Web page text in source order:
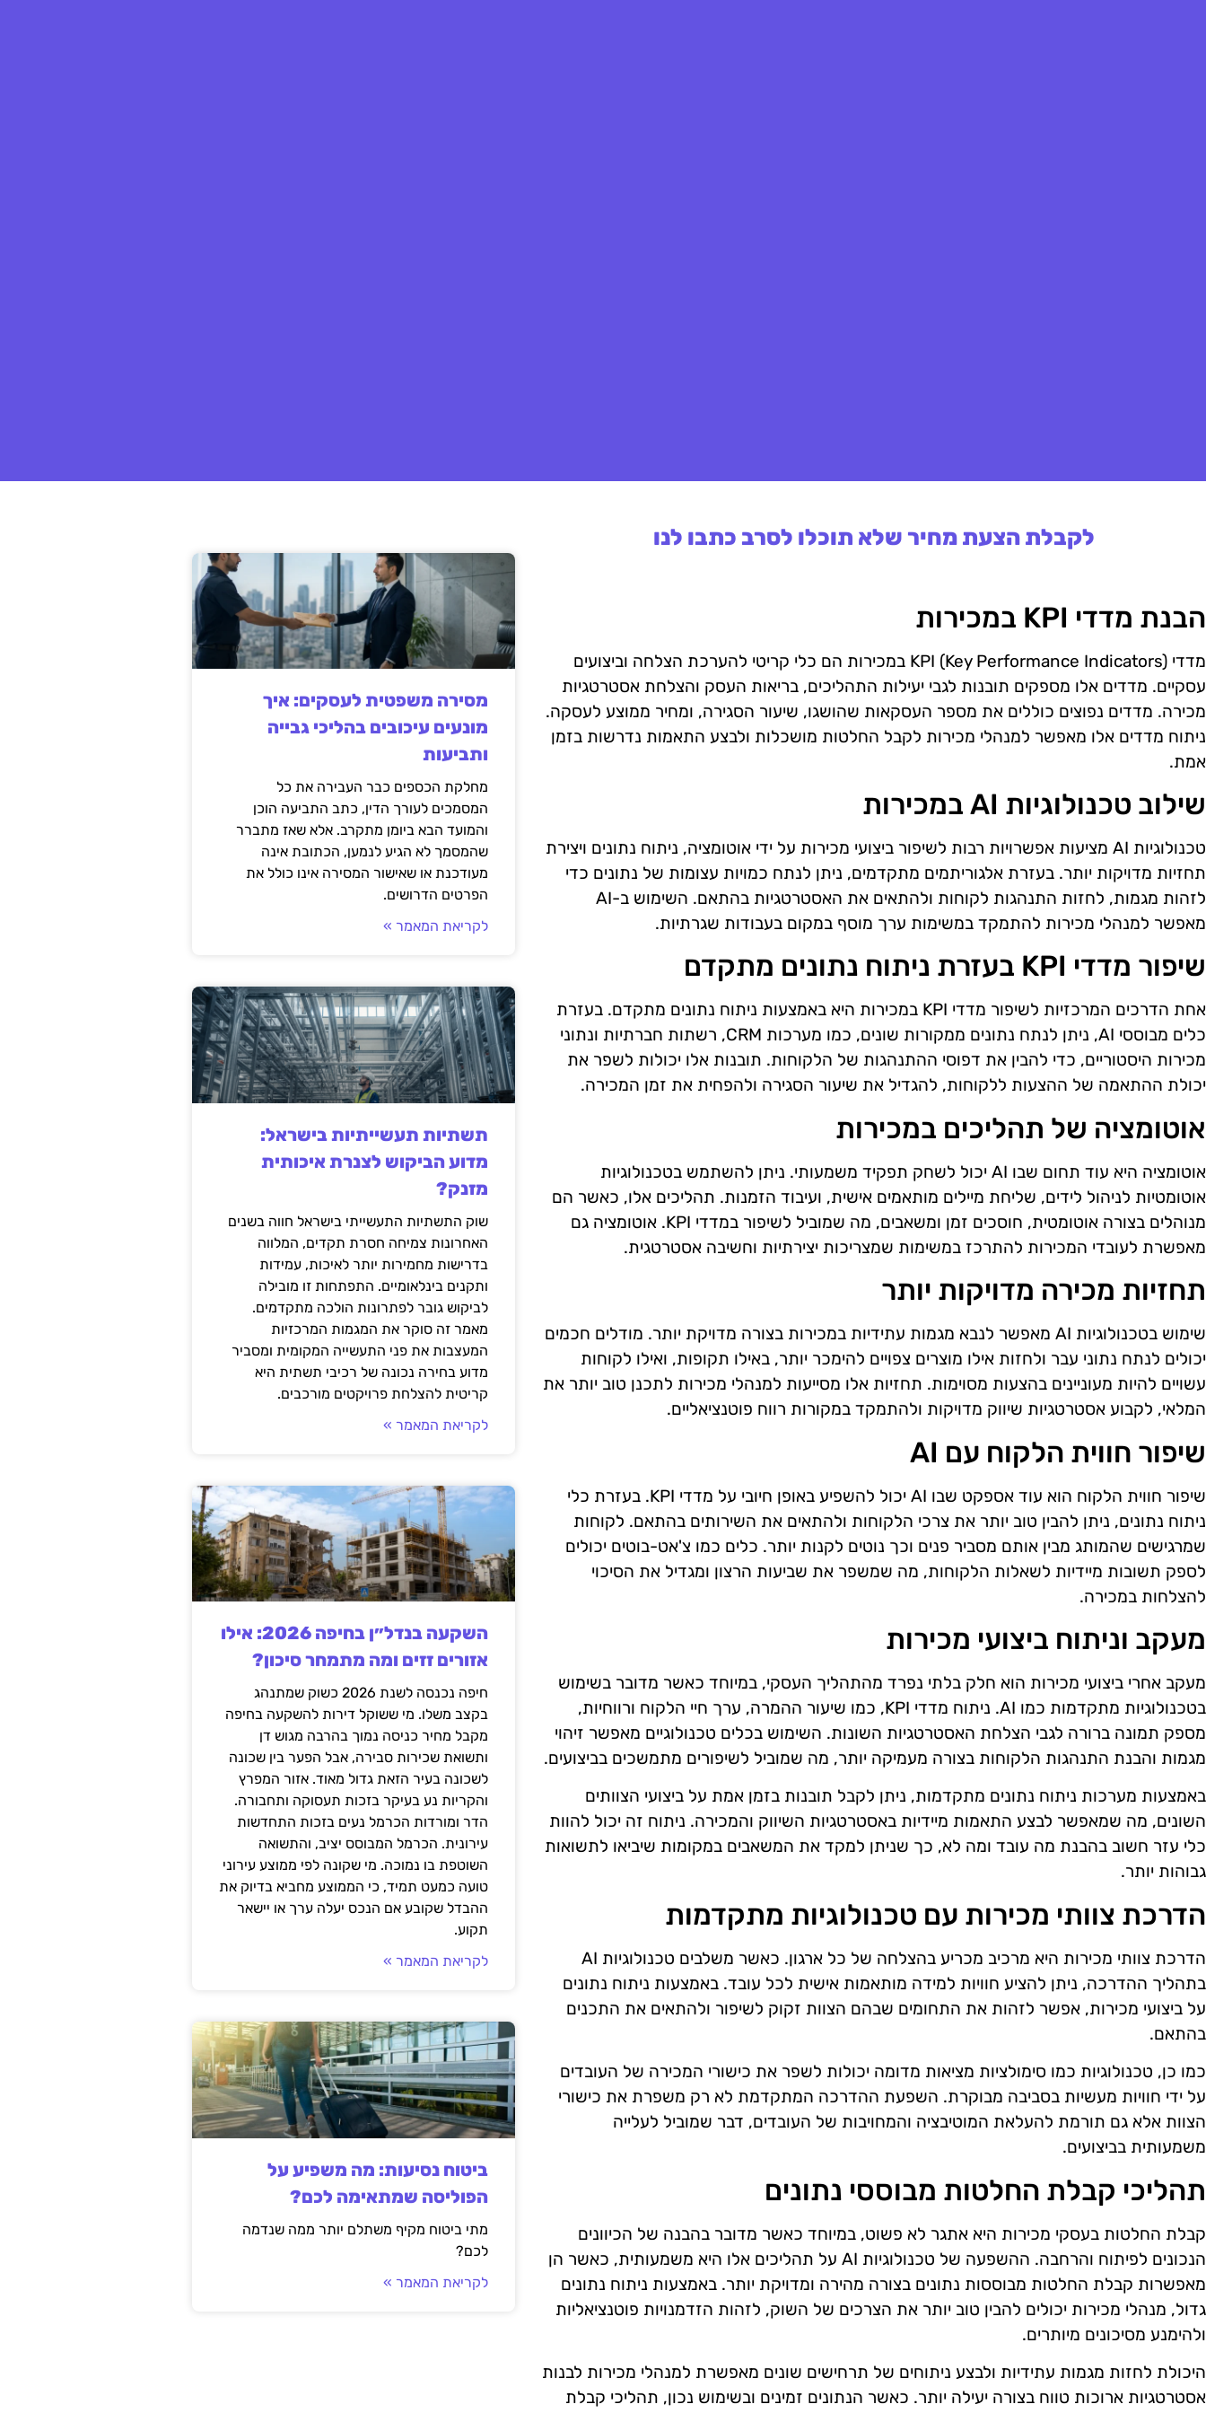
לקבלת הצעת מחיר שלא תוכלו לסרב כתבו לנו
הבנת מדדי KPI במכירות
מדדי KPI (Key Performance Indicators) במכירות הם כלי קריטי להערכת הצלחה וביצועים
עסקיים. מדדים אלו מספקים תובנות לגבי יעילות התהליכים, בריאות העסק והצלחת אסטרטגיות
מכירה. מדדים נפוצים כוללים את מספר העסקאות שהושגו, שיעור הסגירה, ומחיר ממוצע לעסקה.
ניתוח מדדים אלו מאפשר למנהלי מכירות לקבל החלטות מושכלות ולבצע התאמות נדרשות בזמן
אמת.
שילוב טכנולוגיות AI במכירות
טכנולוגיות AI מציעות אפשרויות רבות לשיפור ביצועי מכירות על ידי אוטומציה, ניתוח נתונים ויצירת
תחזיות מדויקות יותר. בעזרת אלגוריתמים מתקדמים, ניתן לנתח כמויות עצומות של נתונים כדי
לזהות מגמות, לחזות התנהגות לקוחות ולהתאים את האסטרטגיות בהתאם. השימוש ב-AI
מאפשר למנהלי מכירות להתמקד במשימות ערך מוסף במקום בעבודות שגרתיות.
שיפור מדדי KPI בעזרת ניתוח נתונים מתקדם
אחת הדרכים המרכזיות לשיפור מדדי KPI במכירות היא באמצעות ניתוח נתונים מתקדם. בעזרת
כלים מבוססי AI, ניתן לנתח נתונים ממקורות שונים, כמו מערכות CRM, רשתות חברתיות ונתוני
מכירות היסטוריים, כדי להבין את דפוסי ההתנהגות של הלקוחות. תובנות אלו יכולות לשפר את
יכולת ההתאמה של ההצעות ללקוחות, להגדיל את שיעור הסגירה ולהפחית את זמן המכירה.
אוטומציה של תהליכים במכירות
אוטומציה היא עוד תחום שבו AI יכול לשחק תפקיד משמעותי. ניתן להשתמש בטכנולוגיות
אוטומטיות לניהול לידים, שליחת מיילים מותאמים אישית, ועיבוד הזמנות. תהליכים אלו, כאשר הם
מנוהלים בצורה אוטומטית, חוסכים זמן ומשאבים, מה שמוביל לשיפור במדדי KPI. אוטומציה גם
מאפשרת לעובדי המכירות להתרכז במשימות שמצריכות יצירתיות וחשיבה אסטרטגית.
תחזיות מכירה מדויקות יותר
שימוש בטכנולוגיות AI מאפשר לנבא מגמות עתידיות במכירות בצורה מדויקת יותר. מודלים חכמים
יכולים לנתח נתוני עבר ולחזות אילו מוצרים צפויים להימכר יותר, באילו תקופות, ואילו לקוחות
עשויים להיות מעוניינים בהצעות מסוימות. תחזיות אלו מסייעות למנהלי מכירות לתכנן טוב יותר את
המלאי, לקבוע אסטרטגיות שיווק מדויקות ולהתמקד במקורות רווח פוטנציאליים.
שיפור חווית הלקוח עם AI
שיפור חווית הלקוח הוא עוד אספקט שבו AI יכול להשפיע באופן חיובי על מדדי KPI. בעזרת כלי
ניתוח נתונים, ניתן להבין טוב יותר את צרכי הלקוחות ולהתאים את השירותים בהתאם. לקוחות
שמרגישים שהמותג מבין אותם מסביר פנים וכך נוטים לקנות יותר. כלים כמו צ'אט-בוטים יכולים
לספק תשובות מיידיות לשאלות הלקוחות, מה שמשפר את שביעות הרצון ומגדיל את הסיכוי
להצלחות במכירה.
מעקב וניתוח ביצועי מכירות
מעקב אחרי ביצועי מכירות הוא חלק בלתי נפרד מהתהליך העסקי, במיוחד כאשר מדובר בשימוש
בטכנולוגיות מתקדמות כמו AI. ניתוח מדדי KPI, כמו שיעור ההמרה, ערך חיי הלקוח ורווחיות,
מספק תמונה ברורה לגבי הצלחת האסטרטגיות השונות. השימוש בכלים טכנולוגיים מאפשר זיהוי
מגמות והבנת התנהגות הלקוחות בצורה מעמיקה יותר, מה שמוביל לשיפורים מתמשכים בביצועים.
באמצעות מערכות ניתוח נתונים מתקדמות, ניתן לקבל תובנות בזמן אמת על ביצועי הצוותים
השונים, מה שמאפשר לבצע התאמות מיידיות באסטרטגיות השיווק והמכירה. ניתוח זה יכול להוות
כלי עזר חשוב בהבנת מה עובד ומה לא, כך שניתן למקד את המשאבים במקומות שיביאו לתשואות
גבוהות יותר.
הדרכת צוותי מכירות עם טכנולוגיות מתקדמות
הדרכת צוותי מכירות היא מרכיב מכריע בהצלחה של כל ארגון. כאשר משלבים טכנולוגיות AI
בתהליך ההדרכה, ניתן להציע חוויות למידה מותאמות אישית לכל עובד. באמצעות ניתוח נתונים
על ביצועי מכירות, אפשר לזהות את התחומים שבהם הצוות זקוק לשיפור ולהתאים את התכנים
בהתאם.
כמו כן, טכנולוגיות כמו סימולציות מציאות מדומה יכולות לשפר את כישורי המכירה של העובדים
על ידי חוויות מעשיות בסביבה מבוקרת. השפעת ההדרכה המתקדמת לא רק משפרת את כישורי
הצוות אלא גם תורמת להעלאת המוטיבציה והמחויבות של העובדים, דבר שמוביל לעלייה
משמעותית בביצועים.
תהליכי קבלת החלטות מבוססי נתונים
קבלת החלטות בעסקי מכירות היא אתגר לא פשוט, במיוחד כאשר מדובר בהבנה של הכיוונים
הנכונים לפיתוח והרחבה. ההשפעה של טכנולוגיות AI על תהליכים אלו היא משמעותית, כאשר הן
מאפשרות קבלת החלטות מבוססות נתונים בצורה מהירה ומדויקת יותר. באמצעות ניתוח נתונים
גדול, מנהלי מכירות יכולים להבין טוב יותר את הצרכים של השוק, לזהות הזדמנויות פוטנציאליות
ולהימנע מסיכונים מיותרים.
היכולת לחזות מגמות עתידיות ולבצע ניתוחים של תרחישים שונים מאפשרת למנהלי מכירות לבנות
אסטרטגיות ארוכות טווח בצורה יעילה יותר. כאשר הנתונים זמינים ובשימוש נכון, תהליכי קבלת
מסירה משפטית לעסקים: איך
מונעים עיכובים בהליכי גבייה
ותביעות
מחלקת הכספים כבר העבירה את כל
המסמכים לעורך הדין, כתב התביעה הוכן
והמועד הבא ביומן מתקרב. אלא שאז מתברר
שהמסמך לא הגיע לנמען, הכתובת אינה
מעודכנת או שאישור המסירה אינו כולל את
הפרטים הדרושים.
לקריאת המאמר »
תשתיות תעשייתיות בישראל:
מדוע הביקוש לצנרת איכותית
מזנק?
שוק התשתיות התעשייתי בישראל חווה בשנים
האחרונות צמיחה חסרת תקדים, המלווה
בדרישות מחמירות יותר לאיכות, עמידות
ותקנים בינלאומיים. התפתחות זו מובילה
לביקוש גובר לפתרונות הולכה מתקדמים.
מאמר זה סוקר את המגמות המרכזיות
המעצבות את פני התעשייה המקומית ומסביר
מדוע בחירה נכונה של רכיבי תשתית היא
קריטית להצלחת פרויקטים מורכבים.
לקריאת המאמר »
השקעה בנדל״ן בחיפה 2026: אילו
אזורים זזים ומה מתמחר סיכון?
חיפה נכנסה לשנת 2026 כשוק שמתנהג
בקצב משלו. מי ששוקל דירות להשקעה בחיפה
מקבל מחיר כניסה נמוך בהרבה מגוש דן
ותשואת שכירות סבירה, אבל הפער בין שכונה
לשכונה בעיר הזאת גדול מאוד. אזור המפרץ
והקריות נע בעיקר בזכות תעסוקה ותחבורה.
הדר ומורדות הכרמל נעים בזכות התחדשות
עירונית. הכרמל המבוסס יציב, והתשואה
השוטפת בו נמוכה. מי שקונה לפי ממוצע עירוני
טועה כמעט תמיד, כי הממוצע מחביא בדיוק את
ההבדל שקובע אם הנכס יעלה ערך או יישאר
תקוע.
לקריאת המאמר »
ביטוח נסיעות: מה משפיע על
הפוליסה שמתאימה לכם?
מתי ביטוח מקיף משתלם יותר ממה שנדמה
לכם?
לקריאת המאמר »